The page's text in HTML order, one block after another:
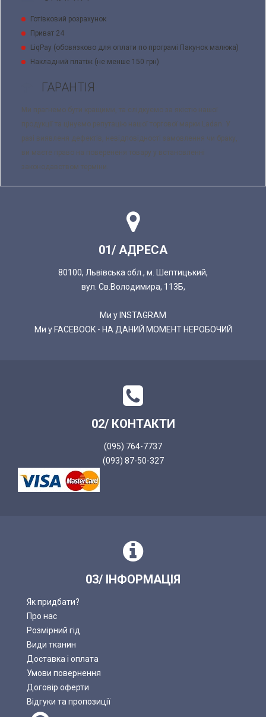
Готівковий розрахунок
Приват 24
LiqPay (обовязково для оплати по програмі Пакунок малюка)
Накладний платіж (не менше 150 грн)
ГАРАНТІЯ
Ми прагнемо бути кращими, та слідкуємо за якістю нашої
продукції та цінуємо репутацію нашої торгової марки Ladan. У
разі виявленя дефектів, невідповідності замовлення чи браку,
ви маєте право на поверененя товару у встановленні
законодавством терміни.
01/ АДРЕСА
80100, Львівська обл., м. Шептицький,
вул. Св.Володимира, 113Б,
Ми у INSTAGRAM
Ми у FACEBOOK - НА ДАНИЙ МОМЕНТ НЕРОБОЧИЙ
02/ КОНТАКТИ
(095) 764-7737
(093) 87-50-327
03/ ІНФОРМАЦІЯ
Як придбати?
Про нас
Розмірний гід
Види тканин
Доставка і оплата
Умови повернення
Договір оферти
Відгуки та пропозиції